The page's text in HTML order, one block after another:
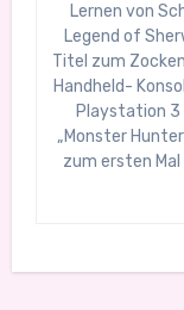
Lernen von
Legend of
Titel zum
Handheld-
Playstation 3
„Monster
zum ersten Mal